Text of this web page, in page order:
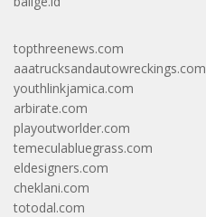
topthreenews.com
aaatrucksandautowreckings.com
youthlinkjamica.com
arbirate.com
playoutworlder.com
temeculabluegrass.com
eldesigners.com
cheklani.com
totodal.com